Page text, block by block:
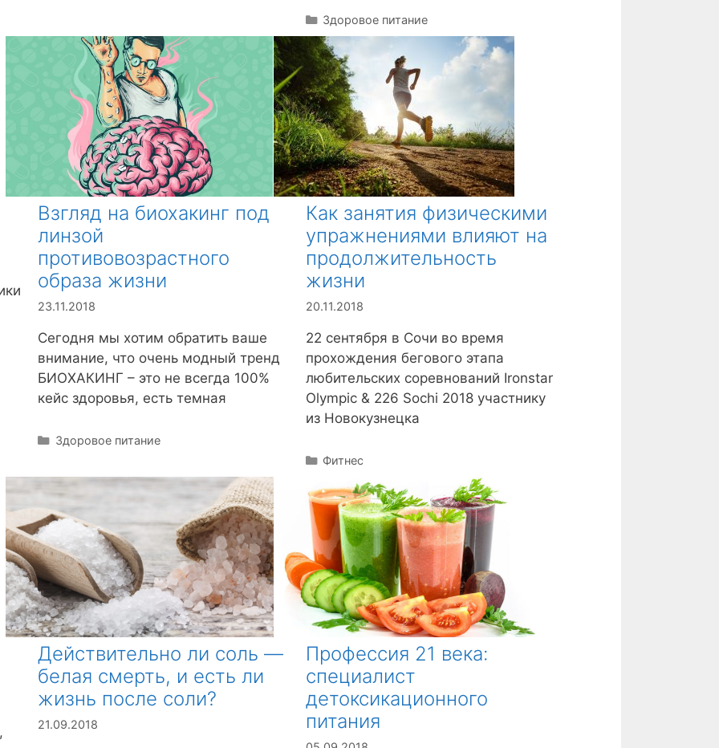
Р
у
б
р
и
к
и
Здоровое питание
Взгляд на биохакинг под
линзой
противовозрастного
образа жизни
23.11.2018
Сегодня мы хотим обратить ваше
внимание, что очень модный тренд
БИОХАКИНГ – это не всегда 100%
кейс здоровья, есть темная
Р
б
р
к
и
Здоровое питание
Как занятия физическими
упражнениями влияют на
продолжительность
жизни
20.11.2018
22 сентября в Сочи во время
прохождения бегового этапа
любительских соревнований Ironstar
Olympic & 226 Sochi 2018 участнику
из Новокузнецка
Р
б
р
к
и
Фитнес
Действительно ли соль —
белая смерть, и есть ли
жизнь после соли?
21.09.2018
Профессия 21 века:
специалист
детоксикационного
питания